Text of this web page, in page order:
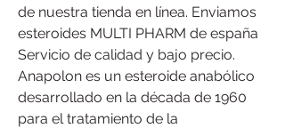
de nuestra tienda en línea. Enviamos
esteroides MULTI PHARM de españa
Servicio de calidad y bajo precio.
Anapolon es un esteroide anabólico
desarrollado en la década de 1960
para el tratamiento de la